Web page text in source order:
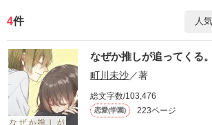
検索ワード
4件
なぜか推しが追ってくる。
町川未沙／著
総文字数/103,476
恋愛(学園) 223ページ